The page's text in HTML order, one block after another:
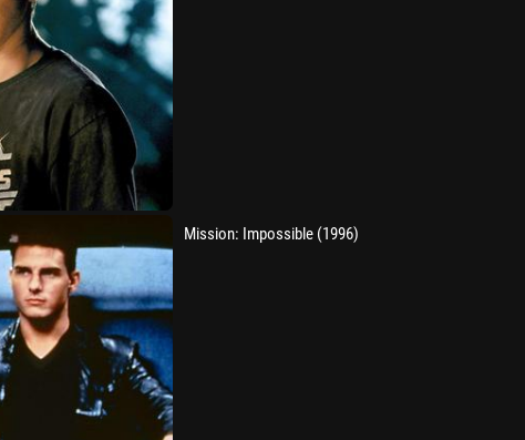
Mission: Impossible (1996)